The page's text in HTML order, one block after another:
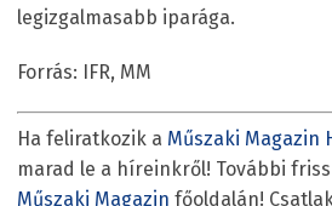
legizgalmasabb iparága.
Forrás: IFR, MM
Ha feliratkozik a Műszaki Magazin
marad le a híreinkről! További
Műszaki Magazin főoldalán!